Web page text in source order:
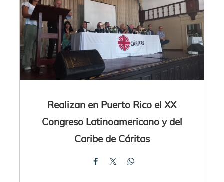
Realizan en Puerto Rico el XX
Congreso Latinoamericano y del
Caribe de Cáritas